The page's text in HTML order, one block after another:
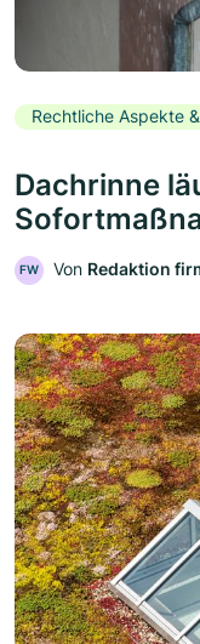
Rechtliche Aspekte
Dachrinne
FW Von Redaktion